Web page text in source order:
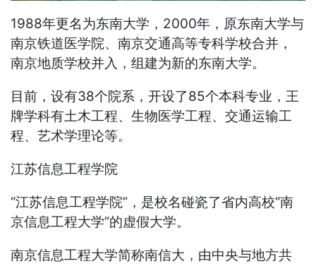
1988年更名为东南大学，2000年，原东南大学与
南京铁道医学院、南京交通高等专科学校合并，
南京地质学校并入，组建为新的东南大学。
目前，设有38个院系，开设了85个本科专业，王
牌学科有土木工程、生物医学工程、交通运输工
程、艺术学理论等。
江苏信息工程学院
“江苏信息工程学院”，是校名碰瓷了省内高校“南
京信息工程大学”的虚假大学。
南京信息工程大学简称南信大，由中央与地方共